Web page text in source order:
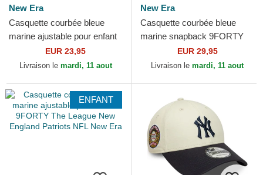
New Era
Casquette courbée bleue
marine ajustable pour enfant
9FORTY The League Seattle
Seahawks NFL New Era
EUR 23,95
Livraison le mardi, 11 aout
New Era
Casquette courbée bleue
marine snapback 9FORTY
M-Crown Team Seattle
Seahawks NFL New Era
EUR 29,95
Livraison le mardi, 11 aout
ENFANT